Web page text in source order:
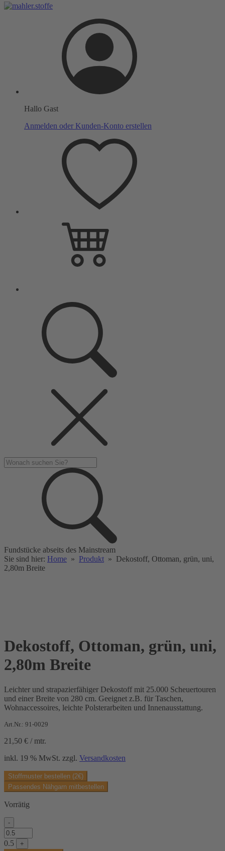
Hallo Gast
Anmelden oder Kunden-Konto erstellen
Fundstücke abseits des Mainstream
Sie sind hier: Home » Produkt » Dekostoff, Ottoman, grün, uni,
2,80m Breite
Dekostoff, Ottoman, grün, uni,
2,80m Breite
Leichter und strapazierfähiger Dekostoff mit 25.000 Scheuertouren
und einer Breite von 280 cm. Geeignet z.B. für Taschen,
Wohnaccessoires, leichte Polsterarbeiten und Innenausstattung.
Art.Nr.: 91-0029
21,50 € / mtr.
inkl. 19 % MwSt. zzgl. Versandkosten
Stoffmuster bestellen (2€)
Passendes Nähgarn mitbestellen
Vorrätig
-
Dekostoff,
Ottoman,
0.5
+